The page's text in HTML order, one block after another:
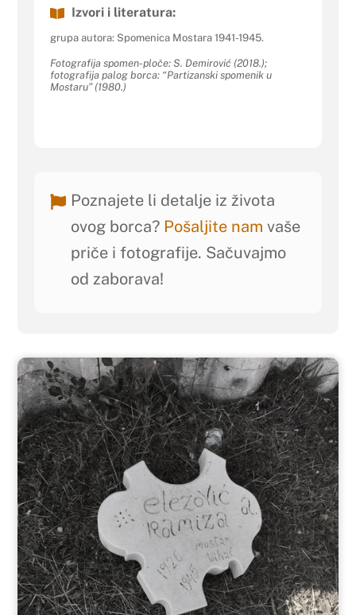
Izvori i literatura:
grupa autora: Spomenica Mostara 1941-1945.
Fotografija spomen-ploče: S. Demirović (2018.);
fotografija palog borca: “Partizanski spomenik u
Mostaru” (1980.)
Poznajete li detalje iz života
ovog borca? Pošaljite nam vaše
priče i fotografije. Sačuvajmo
od zaborava!